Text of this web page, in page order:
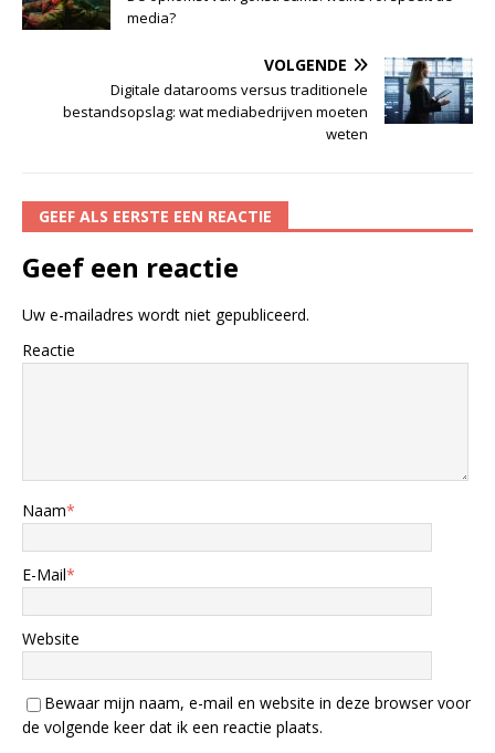
media?
VOLGENDE
Digitale datarooms versus traditionele
bestandsopslag: wat mediabedrijven moeten
weten
GEEF ALS EERSTE EEN REACTIE
Geef een reactie
Uw e-mailadres wordt niet gepubliceerd.
Reactie
Naam*
E-Mail*
Website
Bewaar mijn naam, e-mail en website in deze browser voor
de volgende keer dat ik een reactie plaats.